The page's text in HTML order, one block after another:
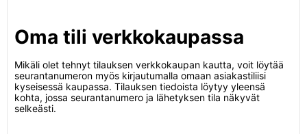
Oma tili verkkokaupassa
Mikäli olet tehnyt tilauksen verkkokaupan kautta, voit löytää
seurantanumeron myös kirjautumalla omaan asiakastiliisi
kyseisessä kaupassa. Tilauksen tiedoista löytyy yleensä
kohta, jossa seurantanumero ja lähetyksen tila näkyvät
selkeästi.